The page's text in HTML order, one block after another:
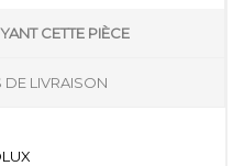
CETTE PIÈCE
LIVRAISON